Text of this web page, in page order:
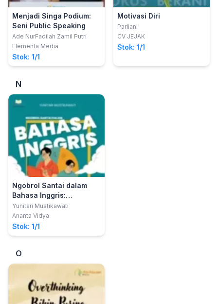
Menjadi Singa Podium:
Seni Public Speaking
Ade NurFadilah Zamil Putri
Elementa Media
Stok: 1/1
Motivasi Diri
Parliani
CV JEJAK
Stok: 1/1
N
Ngobrol Santai dalam
Bahasa Inggris:
Mengasah Percakapan
Informal
Yunitari Mustikawati
Ananta Vidya
Stok: 1/1
O